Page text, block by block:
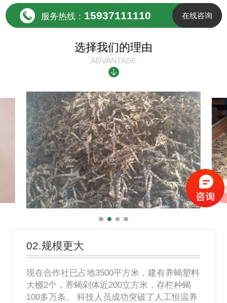
服务热线： 15937111110 在线咨询
选择我们的理由
ADVANTAGE
02.规模更大
现在合作社已占地3500平方米，建有养蝎塑料
大棚2个，养蝎剁体近200立方米，存栏种蝎
100多万条。 科技人员成功突破了人工恒温养